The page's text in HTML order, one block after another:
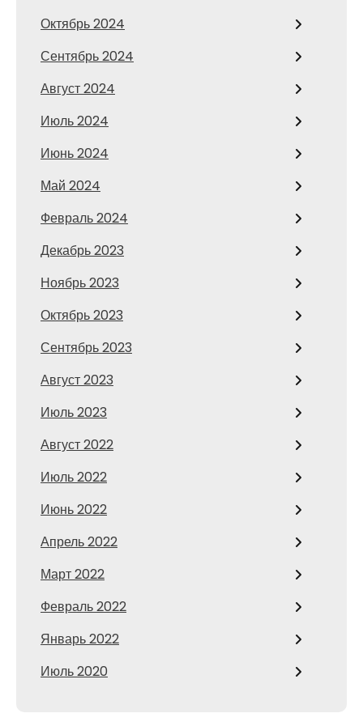
Октябрь 2024
Сентябрь 2024
Август 2024
Июль 2024
Июнь 2024
Май 2024
Февраль 2024
Декабрь 2023
Ноябрь 2023
Октябрь 2023
Сентябрь 2023
Август 2023
Июль 2023
Август 2022
Июль 2022
Июнь 2022
Апрель 2022
Март 2022
Февраль 2022
Январь 2022
Июль 2020